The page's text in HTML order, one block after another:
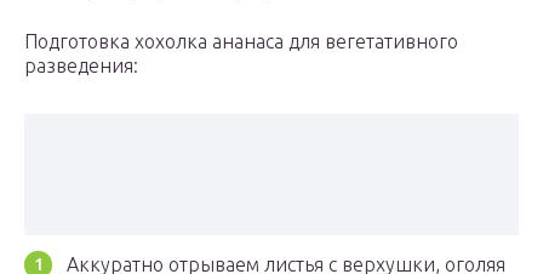
Подготовка хохолка ананаса для вегетативного
разведения:
Аккуратно отрываем листья с верхушки, оголяя